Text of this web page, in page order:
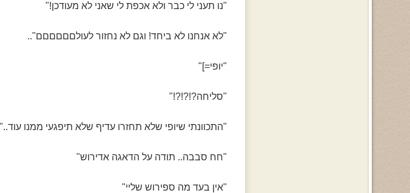
"נו תעני לי כבר ולא אכפת לי שאני לא מעודכן!"
"לא אנחנו לא ביחד! וגם לא נחזור לעולםםםםםם"..
"יופי=]"
"סליחה?!?!?!"
"התכוונתי שיופי שלא תחזרו עדיף שלא תיפגעי ממנו עוד.."
"חח סבבה.. תודה על הדאגה אדירוש"
"אין בעד מה ספירוש שליי"